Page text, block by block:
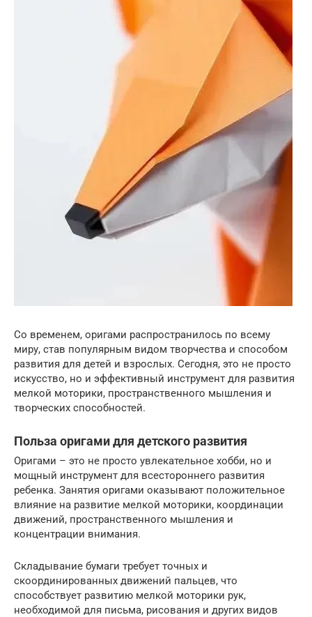
Со временем, оригами распространилось по всему
миру, став популярным видом творчества и способом
развития для детей и взрослых. Сегодня, это не просто
искусство, но и эффективный инструмент для развития
мелкой моторики, пространственного мышления и
творческих способностей.
Польза оригами для детского развития
Оригами – это не просто увлекательное хобби, но и
мощный инструмент для всестороннего развития
ребенка. Занятия оригами оказывают положительное
влияние на развитие мелкой моторики, координации
движений, пространственного мышления и
концентрации внимания.
Складывание бумаги требует точных и
скоординированных движений пальцев, что
способствует развитию мелкой моторики рук,
необходимой для письма, рисования и других видов